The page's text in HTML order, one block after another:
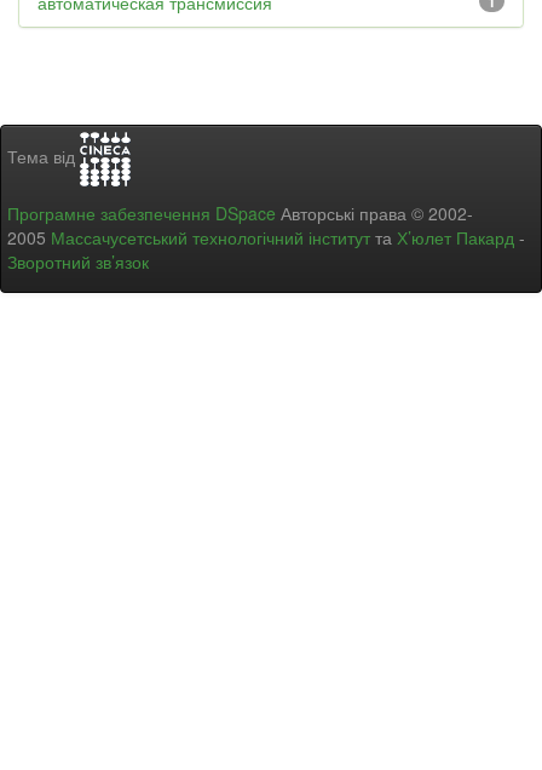
Тема від
Програмне забезпечення DSpace Авторські права © 2002-
2005 Массачусетський технологічний інститут та Х’юлет Пакард -
Зворотний зв’язок